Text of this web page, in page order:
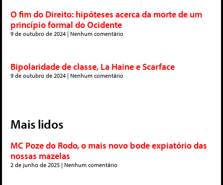
O fim do Direito: hipóteses acerca da morte de um
princípio formal do Ocidente
9 de outubro de 2024 Nenhum comentário
Bipolaridade de classe, La Haine e Scarface
9 de outubro de 2024 Nenhum comentário
Mais lidos
MC Poze do Rodo, o mais novo bode expiatório das
nossas mazelas
2 de junho de 2025 Nenhum comentário